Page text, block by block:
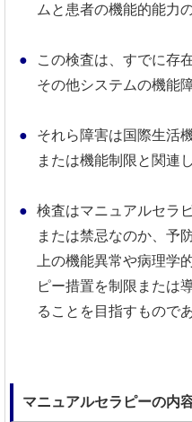
ムと患者の機能的能力
この検査は、すでに存
その他システムの機能
それら障害は国際生活
または機能制限と関連
検査はマニュアルセラ
または禁忌なのか、予
上の機能異常や病理学
ピー措置を制限または
ることを目指すものであ
マニュアルセラピーの内